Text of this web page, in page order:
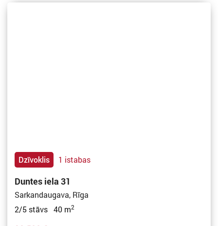
Dzīvoklis 1 istabas
Duntes iela 31
Sarkandaugava, Rīga
2/5 stāvs 40 m2